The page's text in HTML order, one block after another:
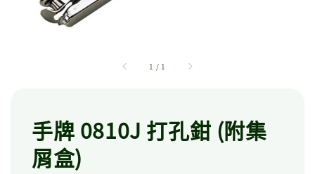
1 / 1
手牌 0810J 打孔鉗 (附集
屑盒)